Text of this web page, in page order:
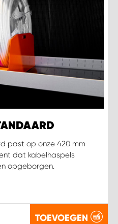
past op onze 420 mm
dat kabelhaspels
opgeborgen.
TOEVOEGEN